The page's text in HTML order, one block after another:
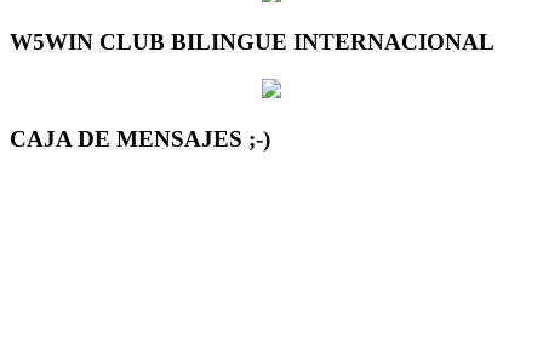
W5WIN CLUB BILINGUE INTERNACIONAL
CAJA DE MENSAJES ;-)